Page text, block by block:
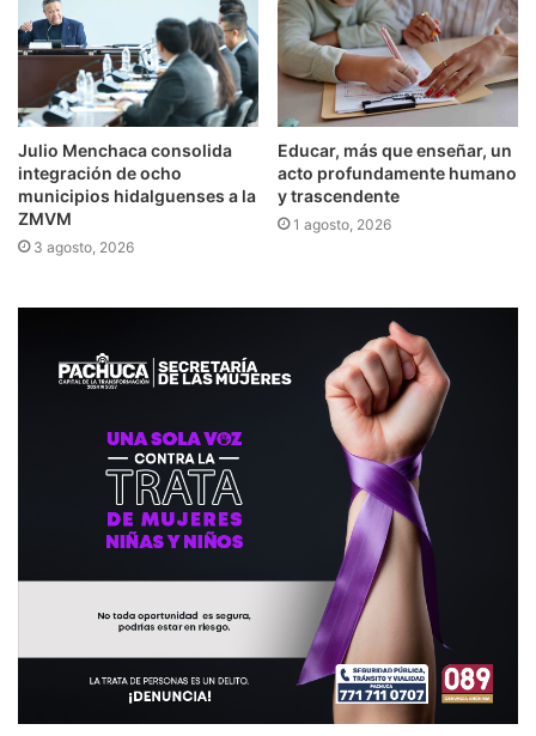
Julio Menchaca consolida
integración de ocho
municipios hidalguenses a la
ZMVM
3 agosto, 2026
Educar, más que enseñar, un
acto profundamente humano
y trascendente
1 agosto, 2026